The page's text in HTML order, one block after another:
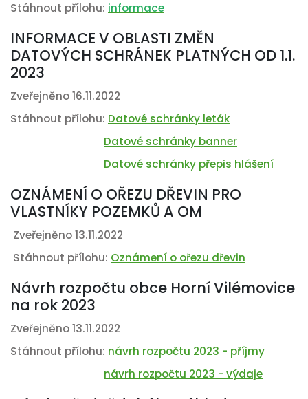
Stáhnout přílohu: informace
INFORMACE V OBLASTI ZMĚN
DATOVÝCH SCHRÁNEK PLATNÝCH OD 1.1.
2023
Zveřejněno 16.11.2022
Stáhnout přílohu: Datové schránky leták
Datové schránky banner
Datové schránky přepis hlášení
OZNÁMENÍ O OŘEZU DŘEVIN PRO
VLASTNÍKY POZEMKŮ A OM
Zveřejněno 13.11.2022
Stáhnout přílohu: Oznámení o ořezu dřevin
Návrh rozpočtu obce Horní Vilémovice
na rok 2023
Zveřejněno 13.11.2022
Stáhnout přílohu: návrh rozpočtu 2023 - příjmy
návrh rozpočtu 2023 - výdaje